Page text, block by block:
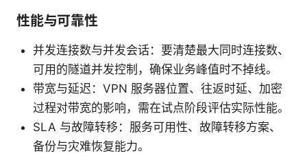
性能与可靠性
并发连接数与并发会话：要清楚最大同时连接数、
可用的隧道并发控制，确保业务峰值时不掉线。
带宽与延迟：VPN 服务器位置、往返时延、加密
过程对带宽的影响，需在试点阶段评估实际性能。
SLA 与故障转移：服务可用性、故障转移方案、
备份与灾难恢复能力。